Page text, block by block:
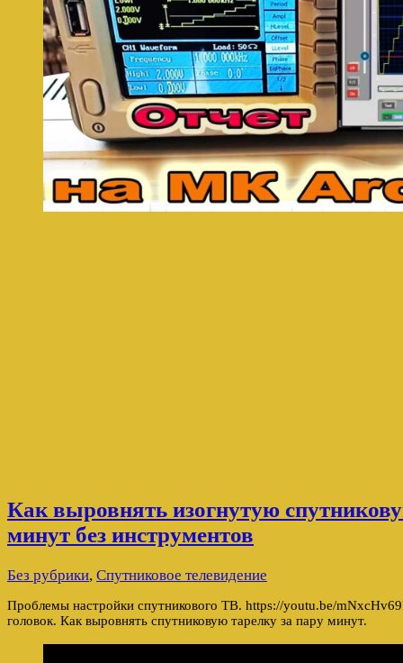
Как выровнять изогнутую
минут без инструментов
Без рубрики, Спутниковое телевидение
Проблемы настройки спутникового ТВ. https://youtu.be/
головок. Как выровнять спутниковую тарелку за пару минут.